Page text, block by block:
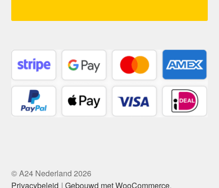
© A24 Nederland 2026
Privacybeleid
Gebouwd met WooCommerce.